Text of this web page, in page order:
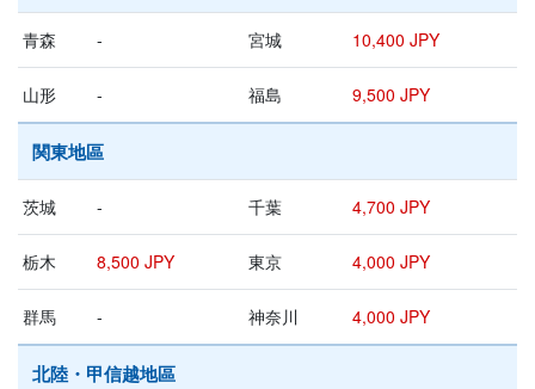
青森 - 宮城 10,400 JPY
山形 - 福島 9,500 JPY
関東地區
茨城 - 千葉 4,700 JPY
栃木 8,500 JPY 東京 4,000 JPY
群馬 - 神奈川 4,000 JPY
北陸・甲信越地區